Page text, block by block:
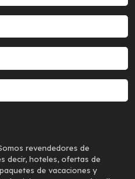
revendedores de
decir, hoteles, ofertas de
de vacaciones y